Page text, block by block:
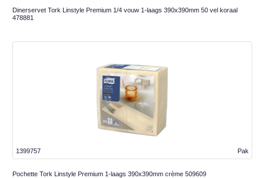
Dinerservet Tork Linstyle Premium 1/4 vouw 1-laags 390x390mm 50 vel koraal
478881
Pak
1399757
Pochette Tork Linstyle Premium 1-laags 390x390mm crème 509609